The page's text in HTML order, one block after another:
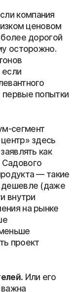
компания
ценовом
дорогой
осторожно.
если
первые попытки
сегмент
здесь
как
— такие
дешевле (даже
внутри
на рынке
проект
Или его